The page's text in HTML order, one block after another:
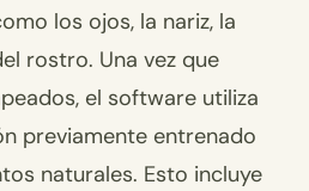
los ojos, la nariz, la
rostro. Una vez que
el software utiliza
previamente entrenado
naturales. Esto incluye